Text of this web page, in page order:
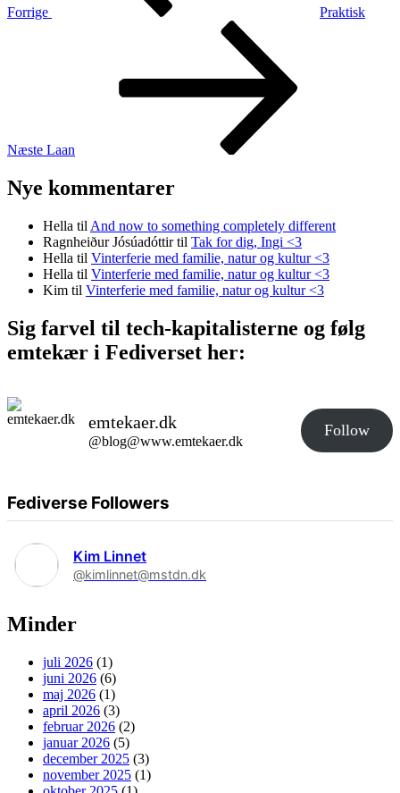
Forrige
Praktisk
Næste Laan
Nye kommentarer
Hella til And now to something completely different
Ragnheiður Jósúadóttirtil Tak for dig, Ingi <3
Hella til Vinterferie med familie, natur og kultur <3
Hella til Vinterferie med familie, natur og kultur <3
Kim til Vinterferie med familie, natur og kultur <3
Sig farvel til tech-kapitalisterne og følg
emtekær i Fediverset her:
emtekaer.dk
@blog@www.emtekaer.dk
Follow
Fediverse Followers
Kim Linnet
@kimlinnet@mstdn.dk
Minder
juli 2026 (1)
juni 2026 (6)
maj 2026 (1)
april 2026 (3)
februar 2026 (2)
januar 2026 (5)
december 2025 (3)
november 2025 (1)